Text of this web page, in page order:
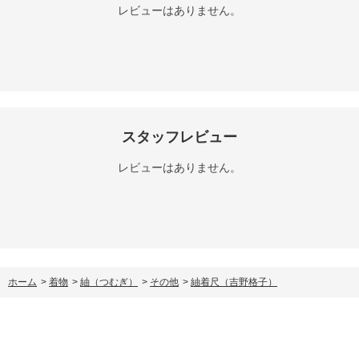
レビューはありません。
スタッフレビュー
レビューはありません。
ホーム > 着物 > 紬（つむぎ） > その他 > 紬着尺（吉野格子）